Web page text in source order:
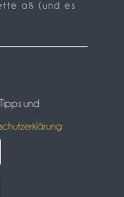
aß (und es
und